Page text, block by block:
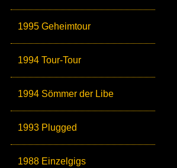
1995 Geheimtour
1994 Tour-Tour
1994 Sömmer der Libe
1993 Plugged
1988 Einzelgigs